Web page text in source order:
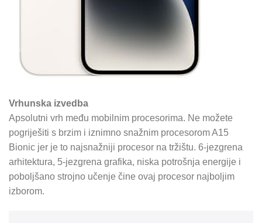
Vrhunska izvedba
Apsolutni vrh među mobilnim procesorima. Ne možete
pogriješiti s brzim i iznimno snažnim procesorom A15
Bionic jer je to najsnažniji procesor na tržištu. 6-jezgrena
arhitektura, 5-jezgrena grafika, niska potrošnja energije i
poboljšano strojno učenje čine ovaj procesor najboljim
izborom.